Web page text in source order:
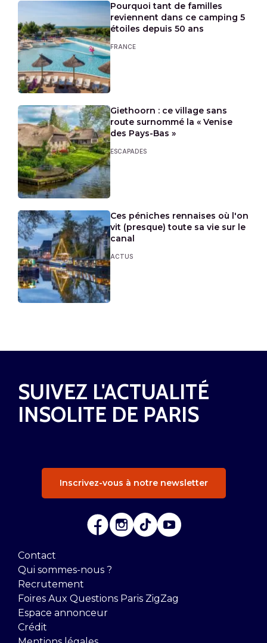
Pourquoi tant de familles
reviennent dans ce camping 5
étoiles depuis 50 ans
FRANCE
Giethoorn : ce village sans
route surnommé la « Venise
des Pays-Bas »
ESCAPADES
Ces péniches rennaises où l'on
vit (presque) toute sa vie sur le
canal
ACTUS
SUIVEZ L'ACTUALITÉ
INSOLITE DE PARIS
Inscrivez-vous à notre newsletter
Contact
Qui sommes-nous ?
Recrutement
Foires Aux Questions Paris ZigZag
Espace annonceur
Crédit